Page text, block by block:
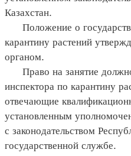
Казахстан.
Положение о
карантину растений
органом.
Право на занятие
инспектора по карантину
отвечающие
установленным
с законодательством
государственной службе.